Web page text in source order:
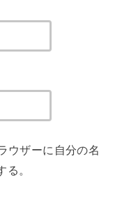
ウザーに自分の名
。